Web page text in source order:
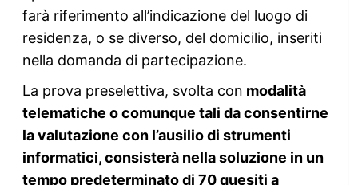
farà riferimento all’indicazione del luogo di
residenza, o se diverso, del domicilio, inseriti
nella domanda di partecipazione.
La prova preselettiva, svolta con modalità
telematiche o comunque tali da consentirne
la valutazione con l’ausilio di strumenti
informatici, consisterà nella soluzione in un
tempo predeterminato di 70 quesiti a